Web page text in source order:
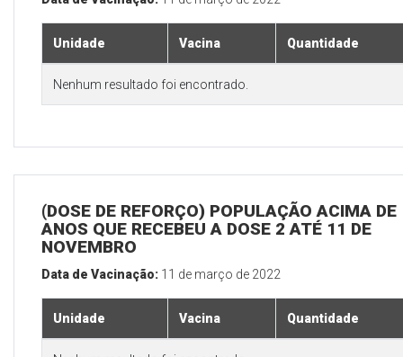
Unidade Vacina Quantidade
Nenhum resultado foi encontrado.
(DOSE DE REFORÇO) POPULAÇÃO ACIMA DE
ANOS QUE RECEBEU A DOSE 2 ATÉ 11 DE
NOVEMBRO
Data de Vacinação: 11 de março de 2022
Unidade Vacina Quantidade